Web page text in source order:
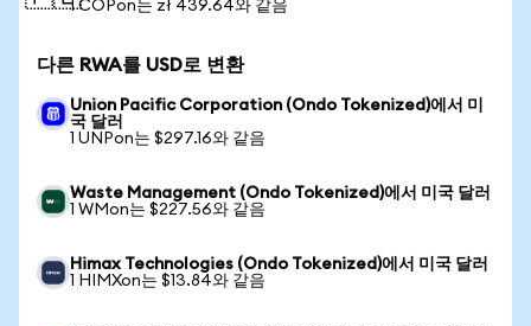
1 COPon는 zł 439.64와 같음
다른 RWA를 USD로 변환
Union Pacific Corporation (Ondo Tokenized)에서 미
국 달러
1 UNPon는 $297.16와 같음
Waste Management (Ondo Tokenized)에서 미국 달러
1 WMon는 $227.56와 같음
Himax Technologies (Ondo Tokenized)에서 미국 달러
1 HIMXon는 $13.84와 같음